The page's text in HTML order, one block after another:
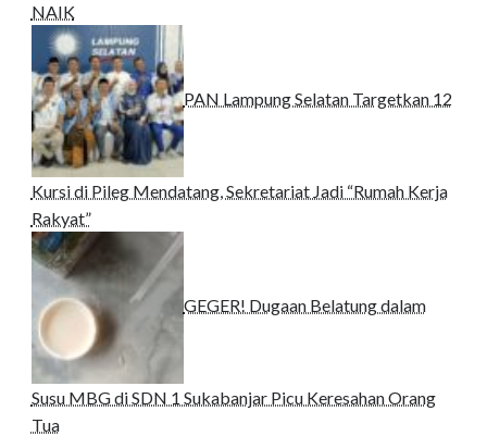
NAIK
PAN Lampung Selatan Targetkan 12
Kursi di Pileg Mendatang, Sekretariat Jadi “Rumah Kerja
Rakyat”
GEGER! Dugaan Belatung dalam
Susu MBG di SDN 1 Sukabanjar Picu Keresahan Orang
Tua